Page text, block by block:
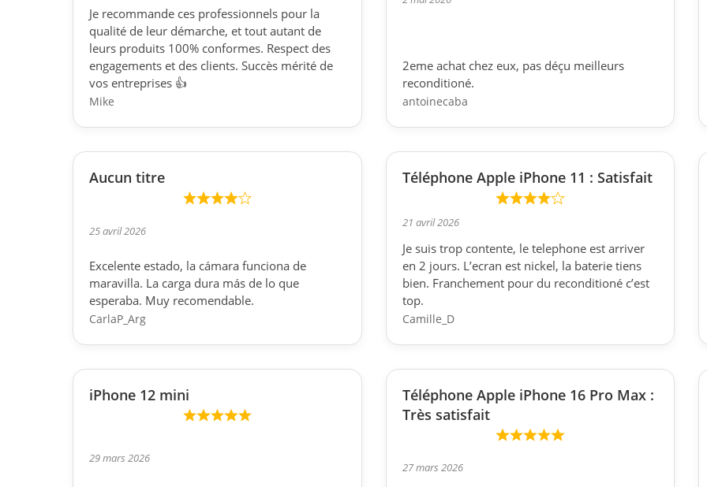
Je recommande ces professionnels pour la
qualité de leur démarche, et tout autant de
leurs produits 100% conformes. Respect des
engagements et des clients. Succès mérité de
vos entreprises 👍
Mike
2eme achat chez eux, pas déçu meilleurs
reconditioné.
antoinecaba
Aucun titre
25 avril 2026
Excelente estado, la cámara funciona de
maravilla. La carga dura más de lo que
esperaba. Muy recomendable.
CarlaP_Arg
Téléphone Apple iPhone 11 : Satisfait
21 avril 2026
Je suis trop contente, le telephone est arriver
en 2 jours. L’ecran est nickel, la baterie tiens
bien. Franchement pour du reconditioné c’est
top.
Camille_D
iPhone 12 mini
29 mars 2026
Téléphone Apple iPhone 16 Pro Max :
Très satisfait
27 mars 2026